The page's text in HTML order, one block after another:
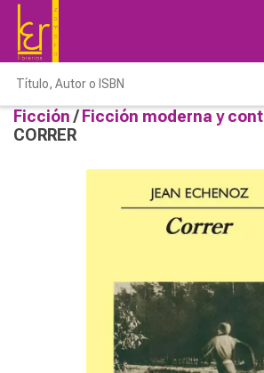
Ficción / Ficción moderna y
CORRER